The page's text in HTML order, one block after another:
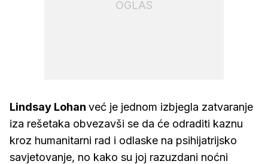
OGLAS
Lindsay Lohan već je jednom izbjegla zatvaranje
iza rešetaka obvezavši se da će odraditi kaznu
kroz humanitarni rad i odlaske na psihijatrijsko
savjetovanje, no kako su joj razuzdani noćni